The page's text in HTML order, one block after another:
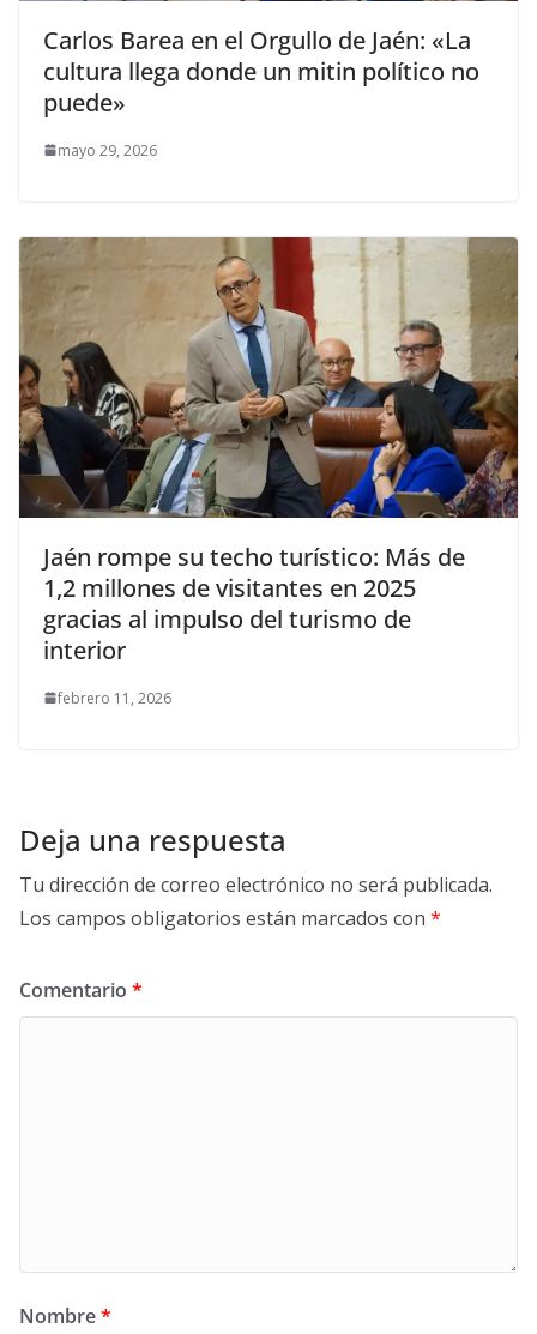
Carlos Barea en el Orgullo de Jaén: «La
cultura llega donde un mitin político no
puede»
mayo 29, 2026
Jaén rompe su techo turístico: Más de
1,2 millones de visitantes en 2025
gracias al impulso del turismo de
interior
febrero 11, 2026
Deja una respuesta
Tu dirección de correo electrónico no será publicada.
Los campos obligatorios están marcados con *
Comentario *
Nombre*